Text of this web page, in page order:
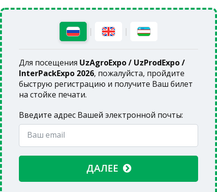
| |
Для посещения UzAgroExpo / UzProdExpo /
InterPackExpo 2026, пожалуйста, пройдите
быструю регистрацию и получите Ваш билет
на стойке печати.
Введите адрес Вашей электронной почты:
ДАЛЕЕ